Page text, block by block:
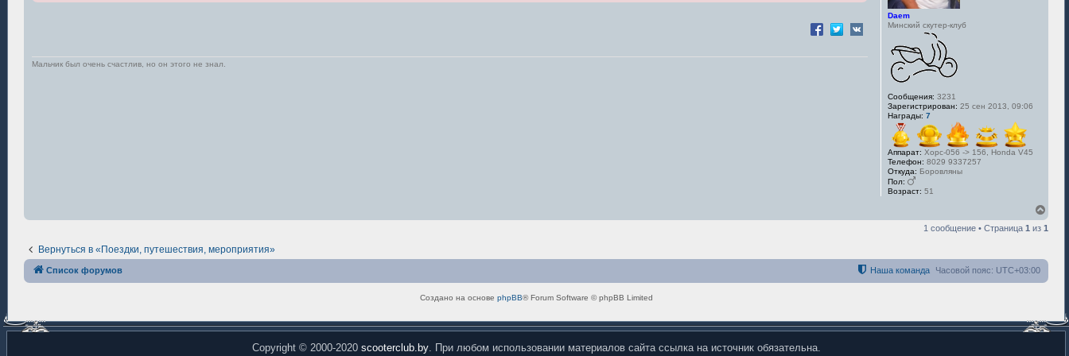
Daem
Минский скутер-клуб
Сообщения: 3231
Зарегистрирован: 25 сен 2013, 09:06
Награды: 7
Аппарат: Хорс-056 -> 156, Honda V45
Телефон: 8029 9337257
Откуда: Боровляны
Пол:
Возраст: 51
е
Мальчик был очень счастлив, но он этого не знал.
р
т
н
а
1 сообщение • Страница 1 из 1
Вернуться в «Поездки, путешествия, мероприятия»
Список форумов Часовой пояс: UTC+03:00
Наша команда
Создано на основе phpBB® Forum Software © phpBB Limited
Copyright © 2000-2020 scooterclub.by. При любом использовании материалов сайта ссылка на источник обязательна.